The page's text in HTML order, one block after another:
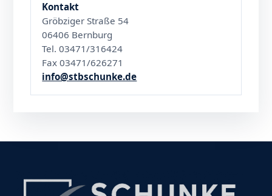
Kontakt
Gröbziger Straße 54
06406 Bernburg
Tel. 03471/316424
Fax 03471/626271
info@stbschunke.de